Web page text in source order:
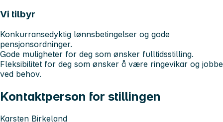
Vi tilbyr
Konkurransedyktig lønnsbetingelser og gode
pensjonsordninger.
Gode muligheter for deg som ønsker fulltidsstilling.
Fleksibilitet for deg som ønsker å være ringevikar og jobbe
ved behov.
Kontaktperson for stillingen
Karsten Birkeland